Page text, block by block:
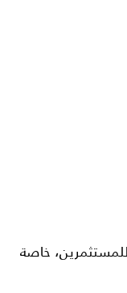
للمستثمرين، خاصة